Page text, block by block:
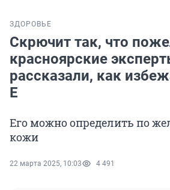
ЗДОРОВЬЕ
Скрючит так, что
красноярские
рассказали, как
Е
Его можно определить по
кожи
22 марта 2025, 10:03 4 491